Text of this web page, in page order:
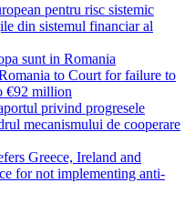
pentru risc sistemic
din sistemul financiar al
sunt in Romania
to Court for failure to
€92 million
privind progresele
mecanismului de cooperare
Greece, Ireland and
for not implementing anti-